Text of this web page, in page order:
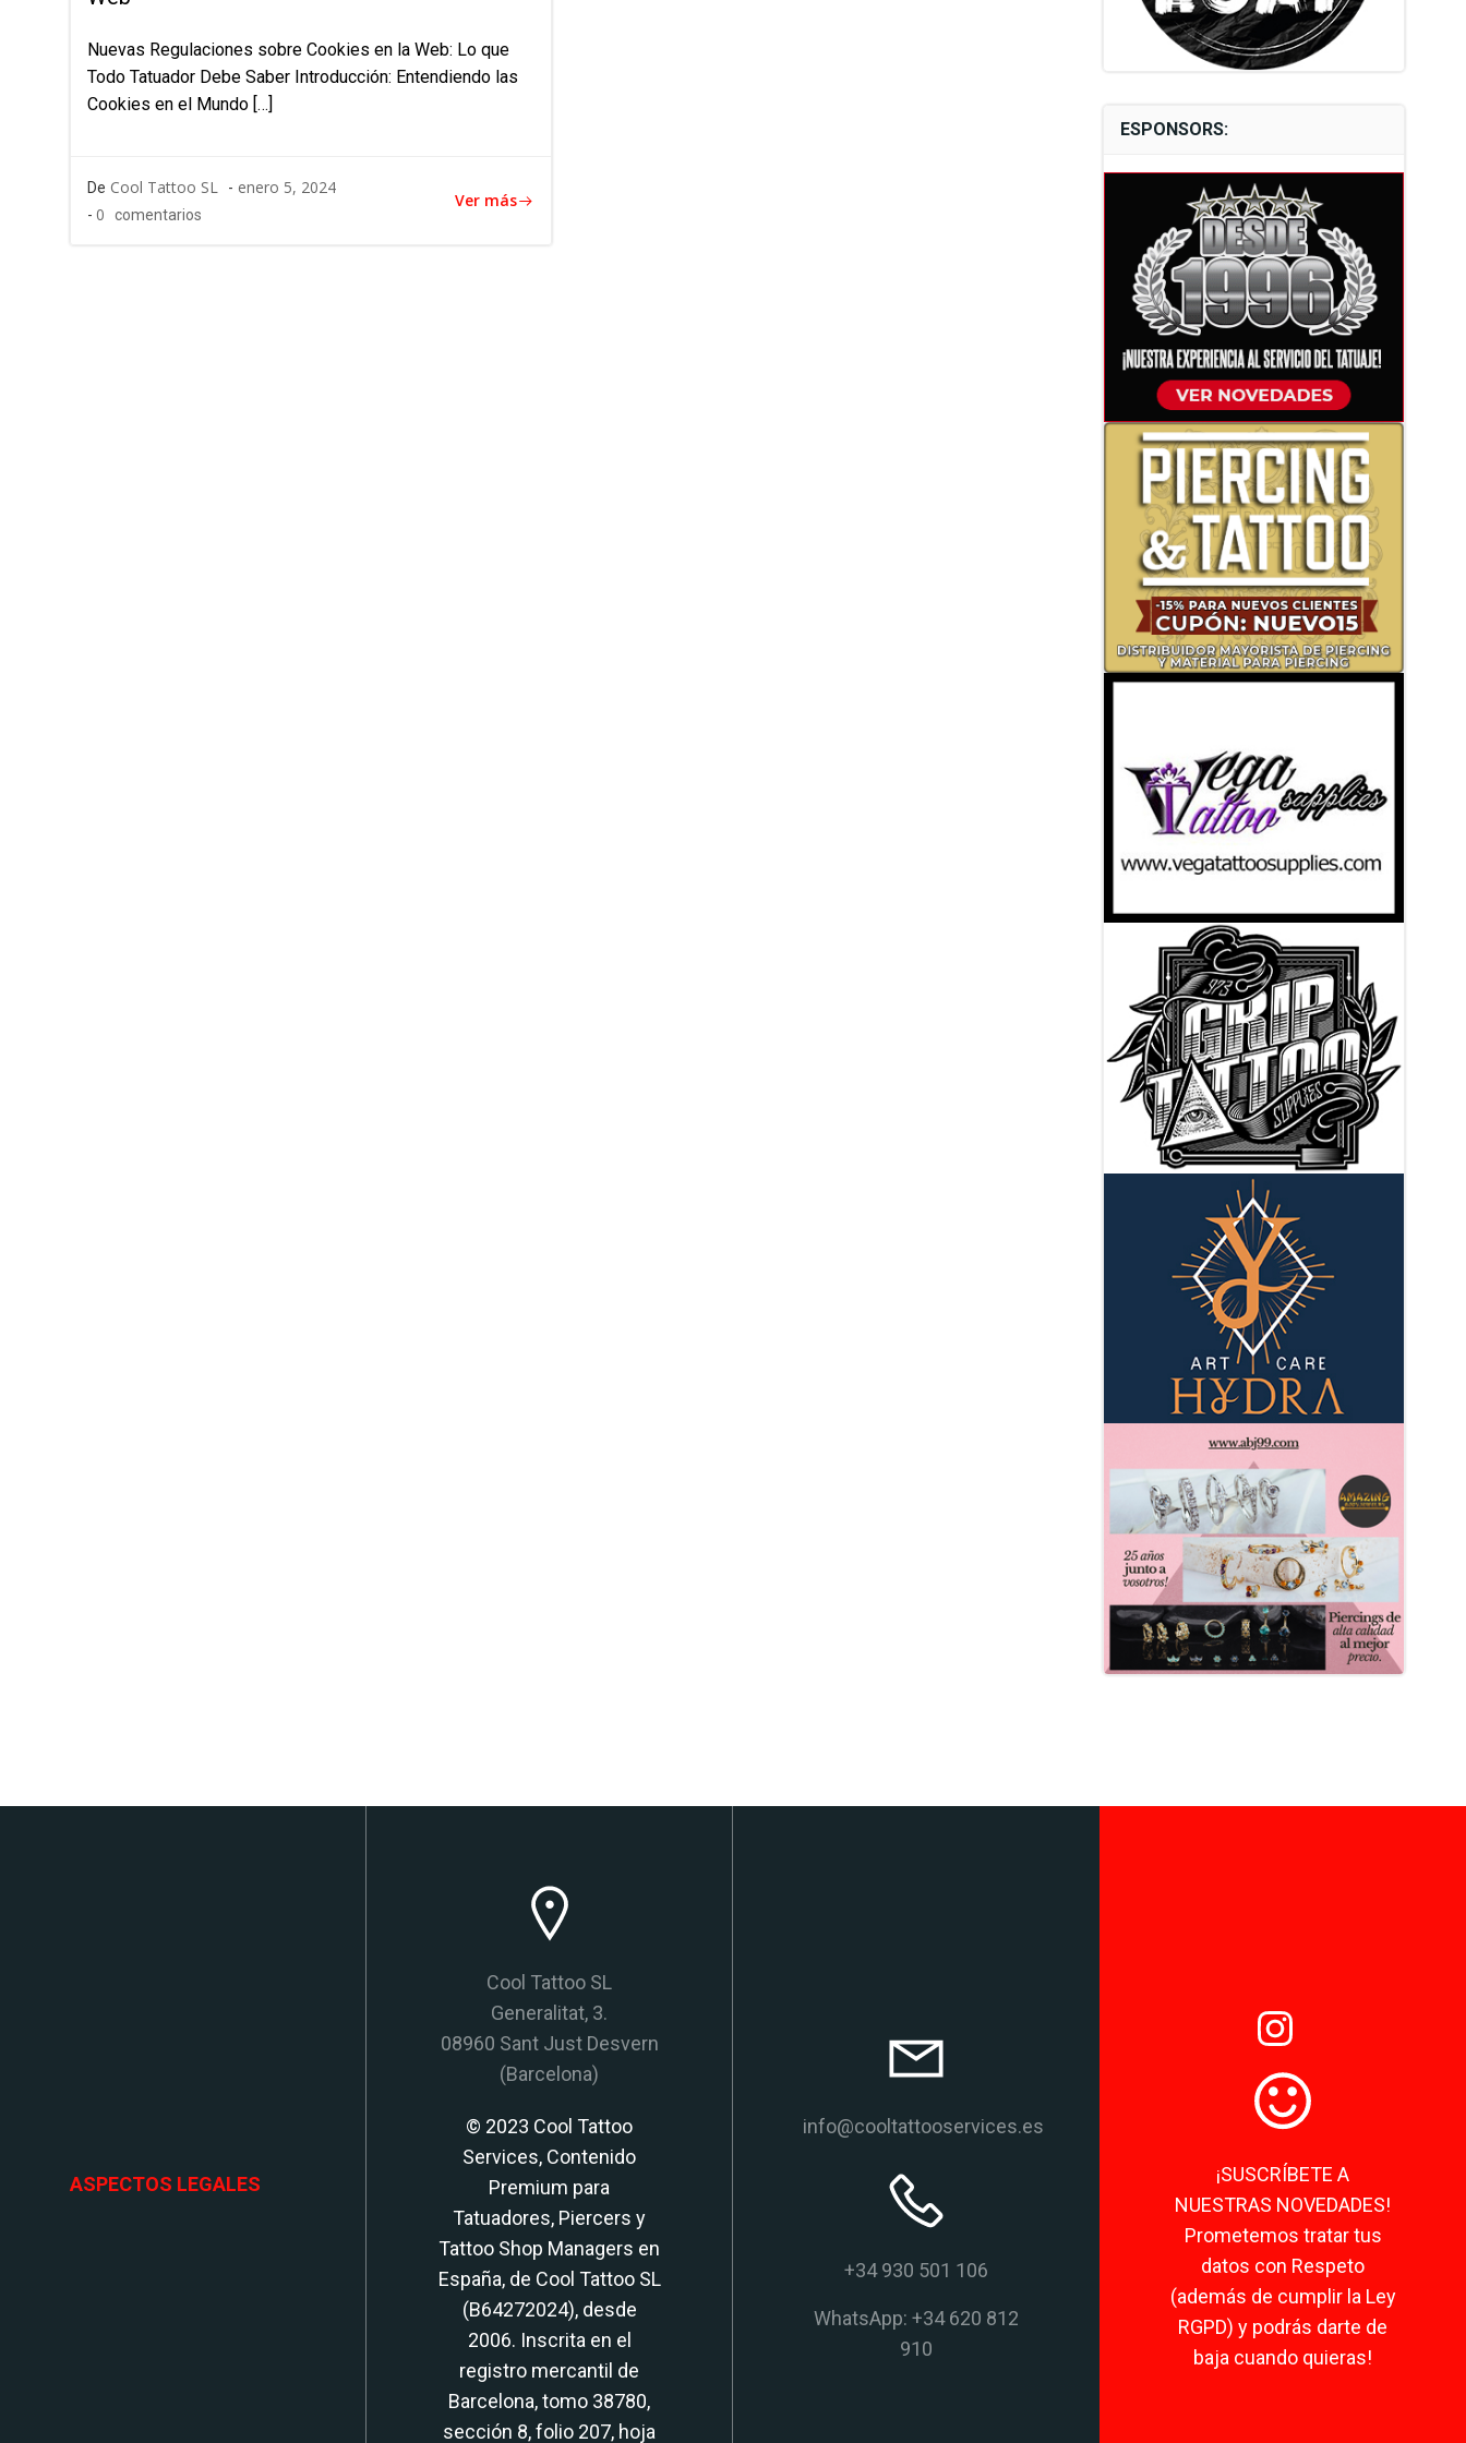
Nuevas Regulaciones sobre Cookies en la Web: Lo que
Todo Tatuador Debe Saber Introducción: Entendiendo las
Cookies en el Mundo […]
De Cool Tattoo SL - enero 5, 2024
- 0 comentarios
Ver más
ESPONSORS:
ASPECTOS LEGALES
Cool Tattoo SL
Generalitat, 3.
08960 Sant Just Desvern
(Barcelona)
© 2023 Cool Tattoo
Services, Contenido
Premium para
Tatuadores, Piercers y
Tattoo Shop Managers en
España, de Cool Tattoo SL
(B64272024), desde
2006. Inscrita en el
registro mercantil de
Barcelona, tomo 38780,
sección 8, folio 207, hoja
info@cooltattooservices.es
+34 930 501 106
WhatsApp: +34 620 812
910
¡SUSCRÍBETE A
NUESTRAS NOVEDADES!
Prometemos tratar tus
datos con Respeto
(además de cumplir la Ley
RGPD) y podrás darte de
baja cuando quieras!